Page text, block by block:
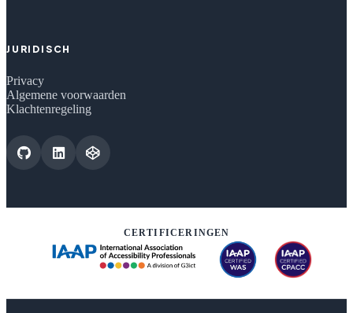
JURIDISCH
Privacy
Algemene voorwaarden
Klachtenregeling
CERTIFICERINGEN